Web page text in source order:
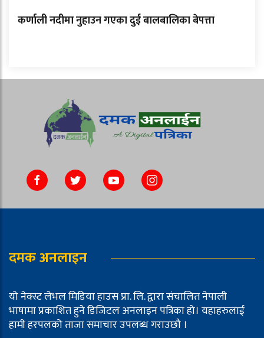
कर्णाली नदीमा नुहाउन गएका दुई बालबालिका बेपत्ता
दमक अनलाइन
यो नेक्स्ट लेभल मिडिया हाउस प्रा. लि. द्वारा संचालित नेपाली
भाषामा प्रकाशित हुने डिजिटल अनलाइन पत्रिका हो। यहाहरुलाई
हामी हरपलको ताजा समाचार उपलब्ध गराउछौ ।